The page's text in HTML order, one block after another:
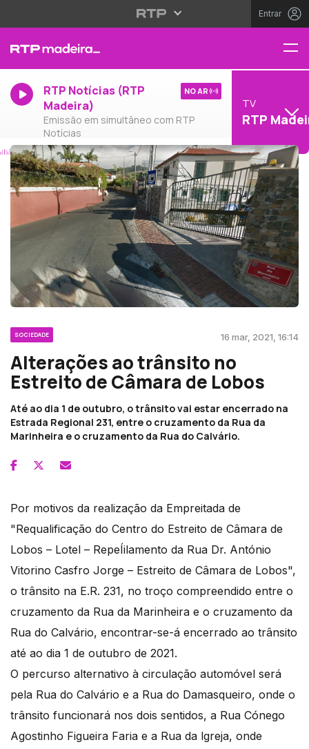
Entrar
RTP Notícias (RTP
Madeira)
Emissão em simultâneo com RTP
Notícias
NO AR
TV
RTP
SOCIEDADE 16 mar, 2021, 16:14
Alterações ao trânsito no
Estreito de Câmara de Lobos
Até ao dia 1 de outubro, o trânsito vai estar encerrado na
Estrada Regional 231, entre o cruzamento da Rua da
Marinheira e o cruzamento da Rua do Calvário.
Por motivos da realização da Empreitada de
"Requalificação do Centro do Estreito de Câmara de
Lobos – Lotel – RepeÍilamento da Rua Dr. António
Vitorino Casfro Jorge – Estreito de Câmara de Lobos",
o trânsito na E.R. 231, no troço compreendido entre o
cruzamento da Rua da Marinheira e o cruzamento da
Rua do Calvário, encontrar-se-á encerrado ao trânsito
até ao dia 1 de outubro de 2021.
O percurso alternativo à circulação automóvel será
pela Rua do Calvário e a Rua do Damasqueiro, onde o
trânsito funcionará nos dois sentidos, a Rua Cónego
Agostinho Figueira Faria e a Rua da lgreja, onde